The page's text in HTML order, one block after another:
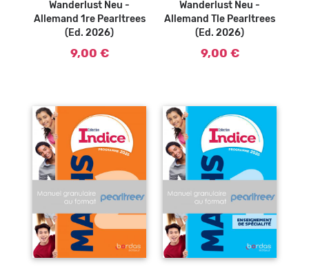
Wanderlust Neu -
Allemand 1re Pearltrees
(Ed. 2026)
9,00 €
Wanderlust Neu -
Allemand Tle Pearltrees
(Ed. 2026)
9,00 €